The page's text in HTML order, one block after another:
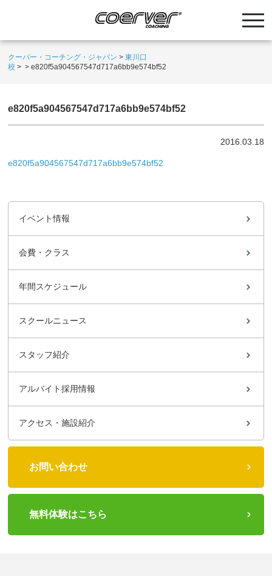
クーバー・コーチング・ジャパン >東川口
校 > >e820f5a904567547d717a6bb9e574bf52
e820f5a904567547d717a6bb9e574bf52
2016.03.18
e820f5a904567547d717a6bb9e574bf52
イベント情報
会費・クラス
年間スケジュール
スクールニュース
スタッフ紹介
アルバイト採用情報
アクセス・施設紹介
お問い合わせ
無料体験はこちら